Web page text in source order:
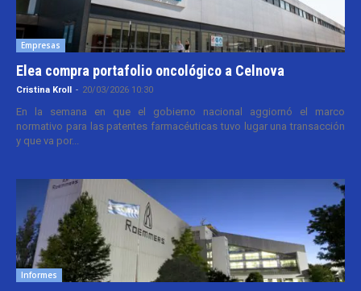
Empresas
Elea compra portafolio oncológico a Celnova
Cristina Kroll - 20/03/2026 10:30
En la semana en que el gobierno nacional aggiornó el marco
normativo para las patentes farmacéuticas tuvo lugar una transacción
y que va por...
Informes